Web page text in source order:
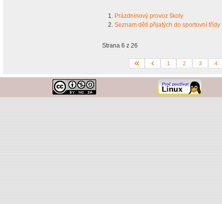
Prázdninový provoz školy
Seznam dětí přijatých do sportovní
Strana 6 z 26
1 2 3 4